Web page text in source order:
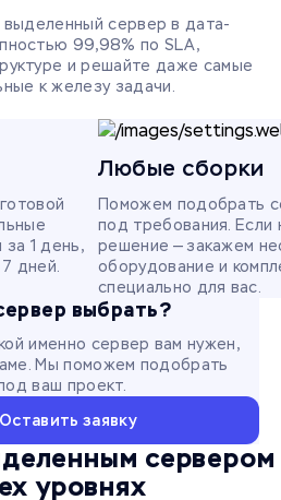
сервер в дата-
99,98% по SLA,
и решайте даже самые
к железу задачи.
1 день,
дней.
Любые сборки
Поможем подобрать
под требования.
решение — закажем
оборудование и
специально для вас.
выбрать?
именно сервер вам нужен,
Мы поможем подобрать
ваш проект.
Оставить заявку
сервером
уровнях